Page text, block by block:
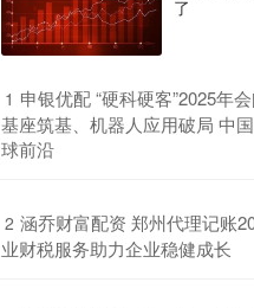
了
1 申银优配 “硬科硬客”2025年
基座筑基、机器人应用破局 中
球前沿
2 涵乔财富配资 郑州代理记账
业财税服务助力企业稳健成长